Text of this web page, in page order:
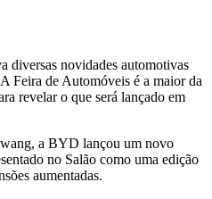
diversas novidades automotivas
Feira de Automóveis é a maior da
revelar o que será lançado em
a BYD lançou um novo
no Salão como uma edição
aumentadas.